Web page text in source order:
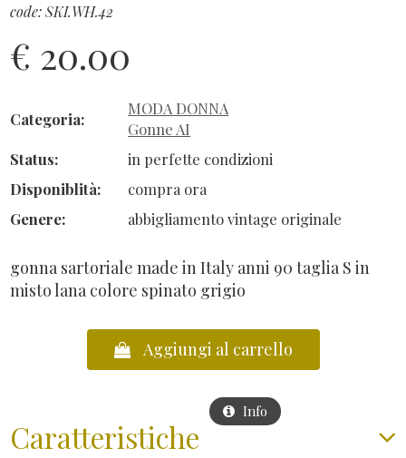
code: SKI.WH.42
€ 20.00
Categoria:
MODA DONNA
Gonne AI
Status:
in perfette condizioni
Disponiblità:
compra ora
Genere:
abbigliamento vintage originale
gonna sartoriale made in Italy anni 90 taglia S in
misto lana colore spinato grigio
Aggiungi al carrello
Vai al carrelloInfo
Caratteristiche